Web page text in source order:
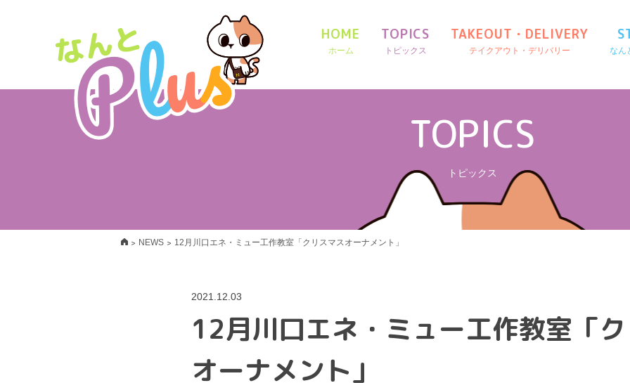
HOME
ホーム
TOPICS
トピックス
TAKEOUT・DELIVERY
テイクアウト・デリバリー なん
TOPICS
トピックス
> NEWS > 12月川口エネ・ミュー工作教室「クリスマスオーナメント」
2021.12.03
12月川口エネ・ミュー工作教室「
オーナメント」